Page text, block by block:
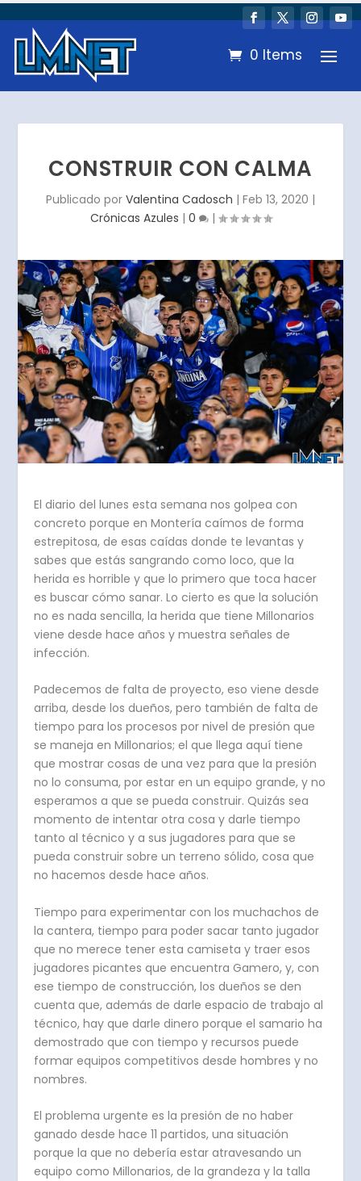
0 Items
CONSTRUIR CON CALMA
Publicado por Valentina Cadosch | Feb 13, 2020 |
Crónicas Azules | 0 |
El diario del lunes esta semana nos golpea con
concreto porque en Montería caímos de forma
estrepitosa, de esas caídas donde te levantas y
sabes que estás sangrando como loco, que la
herida es horrible y que lo primero que toca hacer
es buscar cómo sanar. Lo cierto es que la solución
no es nada sencilla, la herida que tiene Millonarios
viene desde hace años y muestra señales de
infección.
Padecemos de falta de proyecto, eso viene desde
arriba, desde los dueños, pero también de falta de
tiempo para los procesos por nivel de presión que
se maneja en Millonarios; el que llega aquí tiene
que mostrar cosas de una vez para que la presión
no lo consuma, por estar en un equipo grande, y no
esperamos a que se pueda construir. Quizás sea
momento de intentar otra cosa y darle tiempo
tanto al técnico y a sus jugadores para que se
pueda construir sobre un terreno sólido, cosa que
no hacemos desde hace años.
Tiempo para experimentar con los muchachos de
la cantera, tiempo para poder sacar tanto jugador
que no merece tener esta camiseta y traer esos
jugadores picantes que encuentra Gamero, y, con
ese tiempo de construcción, los dueños se den
cuenta que, además de darle espacio de trabajo al
técnico, hay que darle dinero porque el samario ha
demostrado que con tiempo y recursos puede
formar equipos competitivos desde hombres y no
nombres.
El problema urgente es la presión de no haber
ganado desde hace 11 partidos, una situación
porque la que no debería estar atravesando un
equipo como Millonarios, de la grandeza y la talla